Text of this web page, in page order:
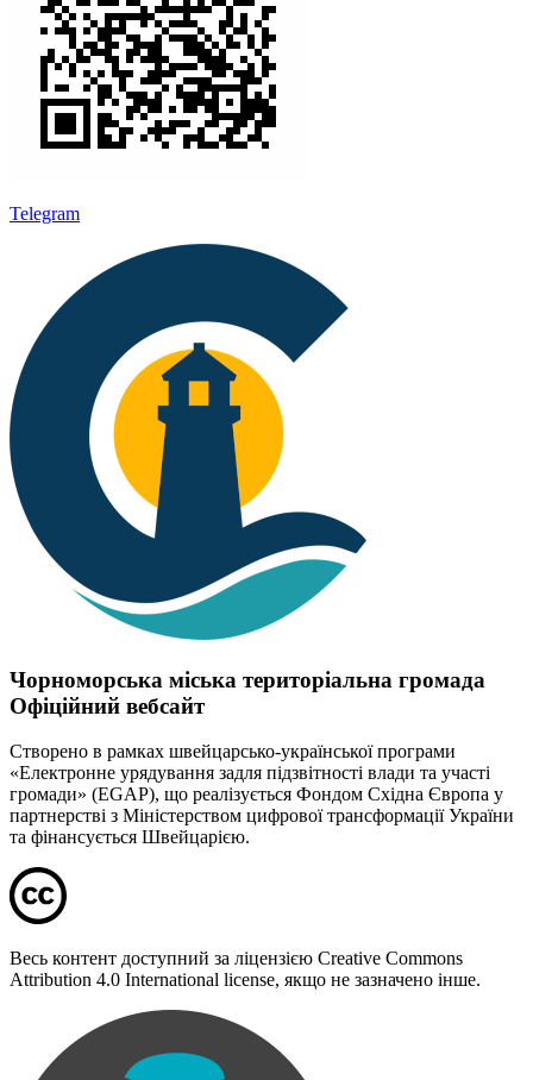
Telegram
Чорноморська міська територіальна громада
Офіційний вебсайт
Створено в рамках швейцарсько-української програми
«Електронне урядування задля підзвітності влади та участі
громади» (EGAP), що реалізується Фондом Східна Європа у
партнерстві з Міністерством цифрової трансформації України
та фінансується Швейцарією.
Весь контент доступний за ліцензією Creative Commons
Attribution 4.0 International license, якщо не зазначено інше.